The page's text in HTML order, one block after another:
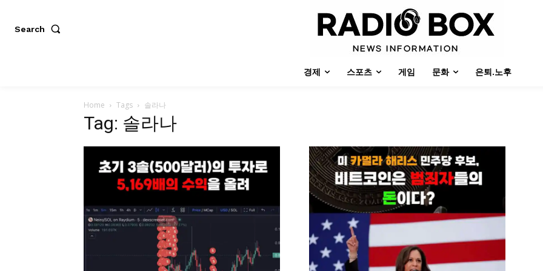
Search
경제 스포츠 게임 문화 은퇴.노후
Home Tags 솔라나
Tag: 솔라나